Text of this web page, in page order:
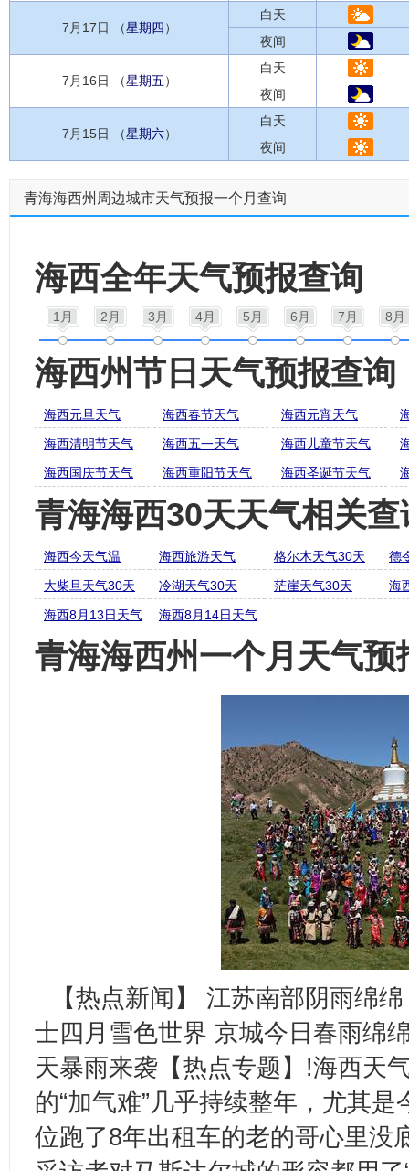
7月17日 （星期四）
白天
夜间
7月16日 （星期五）
白天
夜间
7月15日 （星期六）
白天
夜间
青海海西州周边城市天气预报一个月查询
海西全年天气预报查询
1月 2月 3月 4月 5月 6月 7月 8月
海西州节日天气预报查询
海西元旦天气 海西春节天气 海西元宵天气
海西清明节天气
海西五一天气 海西儿童节天气
海西国庆节天气
海西重阳节天气 海西圣诞节天气
青海海西30天天气相关查
海西今天气温 海西旅游天气 格尔木天气30天
德
大柴旦天气30天
冷湖天气30天 茫崖天气30天
海
海西8月13日天气
海西8月14日天气
青海海西州一个月天气预
【热点新闻】 江苏南部阴雨绵
士四月雪色世界 京城今日春雨绵
天暴雨来袭【热点专题】!海西天
的“加气难”几乎持续整年，尤其
位跑了8年出租车的老的哥心里没